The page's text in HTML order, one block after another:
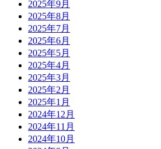
2025年9月
2025年8月
2025年7月
2025年6月
2025年5月
2025年4月
2025年3月
2025年2月
2025年1月
2024年12月
2024年11月
2024年10月